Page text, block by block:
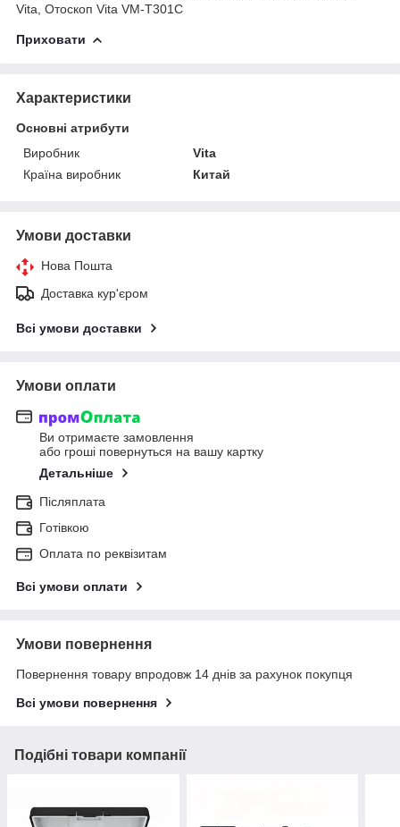
Vita, Отоскоп Vita VM-T301C
Приховати
Характеристики
Основні атрибути
Виробник
Vita
Країна виробник
Китай
Умови доставки
Нова Пошта
Доставка кур'єром
Всі умови доставки
Умови оплати
Ви отримаєте замовлення
або гроші повернуться на вашу картку
Детальніше
Післяплата
Готівкою
Оплата по реквізитам
Всі умови оплати
Умови повернення
Повернення товару впродовж 14 днів за рахунок покупця
Всі умови повернення
Подібні товари компанії